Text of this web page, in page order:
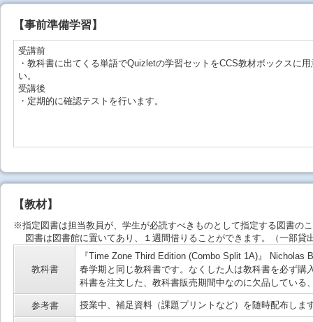
【事前準備学習】
受講前
・教科書に出てくる単語でQuizletの学習セットをCCS教材ボックスに
い。
受講後
・定期的に確認テストを行います。
【教材】
※指定図書は担当教員が、学生が必読すべきものとして指定する図書の
図書は図書館に置いてあり、１週間借りることができます。（一部貸
教科書
『Time Zone Third Edition (Combo Split 1A)』 Nicholas
春学期と同じ教科書です。なくした人は教科書を必ず
科書を注文した、教科書販売期間中なのに欠品している
参考書 授業中、補足資料（課題プリントなど）を随時配布しま